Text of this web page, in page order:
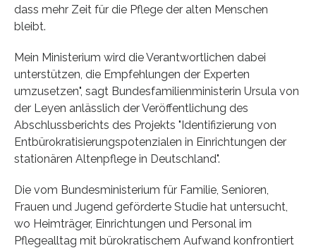
dass mehr Zeit für die Pflege der alten Menschen
bleibt.
Mein Ministerium wird die Verantwortlichen dabei
unterstützen, die Empfehlungen der Experten
umzusetzen", sagt Bundesfamilienministerin Ursula von
der Leyen anlässlich der Veröffentlichung des
Abschlussberichts des Projekts "Identifizierung von
Entbürokratisierungspotenzialen in Einrichtungen der
stationären Altenpflege in Deutschland".
Die vom Bundesministerium für Familie, Senioren,
Frauen und Jugend geförderte Studie hat untersucht,
wo Heimträger, Einrichtungen und Personal im
Pflegealltag mit bürokratischem Aufwand konfrontiert